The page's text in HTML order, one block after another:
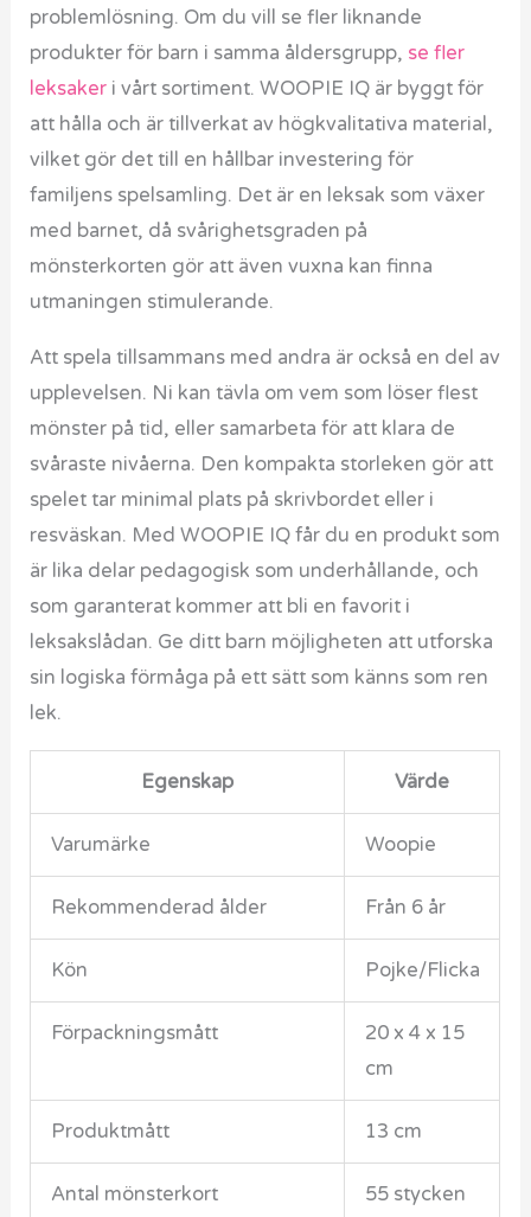
problemlösning. Om du vill se fler liknande
produkter för barn i samma åldersgrupp, se fler
leksaker i vårt sortiment. WOOPIE IQ är byggt för
att hålla och är tillverkat av högkvalitativa material,
vilket gör det till en hållbar investering för
familjens spelsamling. Det är en leksak som växer
med barnet, då svårighetsgraden på
mönsterkorten gör att även vuxna kan finna
utmaningen stimulerande.
Att spela tillsammans med andra är också en del av
upplevelsen. Ni kan tävla om vem som löser flest
mönster på tid, eller samarbeta för att klara de
svåraste nivåerna. Den kompakta storleken gör att
spelet tar minimal plats på skrivbordet eller i
resväskan. Med WOOPIE IQ får du en produkt som
är lika delar pedagogisk som underhållande, och
som garanterat kommer att bli en favorit i
leksakslådan. Ge ditt barn möjligheten att utforska
sin logiska förmåga på ett sätt som känns som ren
lek.
Egenskap Värde
Varumärke Woopie
Rekommenderad ålder Från 6 år
Kön Pojke/Flicka
Förpackningsmått
20 x 4 x 15
cm
Produktmått 13 cm
Antal mönsterkort 55 stycken